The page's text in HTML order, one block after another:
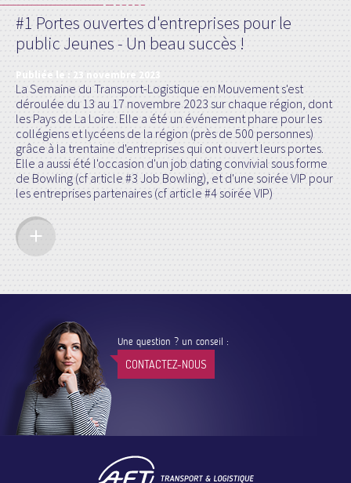
#1 Portes ouvertes d'entreprises pour le
public Jeunes - Un beau succès !
Publiée le : 23 novembre 2023
La Semaine du Transport-Logistique en Mouvement s'est
déroulée du 13 au 17 novembre 2023 sur chaque région, dont
les Pays de La Loire. Elle a été un événement phare pour les
collégiens et lycéens de la région (près de 500 personnes)
grâce à la trentaine d'entreprises qui ont ouvert leurs portes.
Elle a aussi été l'occasion d'un job dating convivial sous forme
de Bowling (cf article #3 Job Bowling), et d'une soirée VIP pour
les entreprises partenaires (cf article #4 soirée VIP)
Une question ? un conseil :
CONTACTEZ-NOUS